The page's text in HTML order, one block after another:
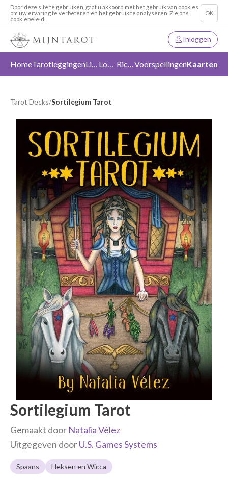
Door deze site te gebruiken, gaat u akkoord met het gebruik van cookies
om uw ervaring te verbeteren en het gebruik te analyseren. Zie ons
cookiebeleid.
OK
Inloggen
HomeTarotleggingen Liefde Loslaten RichtingVoorspellingenKaarten
Tarot Decks/Sortilegium Tarot
Sortilegium Tarot
Gemaakt door Natalia Vélez
Uitgegeven doorU.S. Games Systems
Spaans Heksen en Wicca